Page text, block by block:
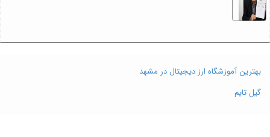
بهترین آموزشگاه ارز دیجیتال در مشهد
گیل تایم